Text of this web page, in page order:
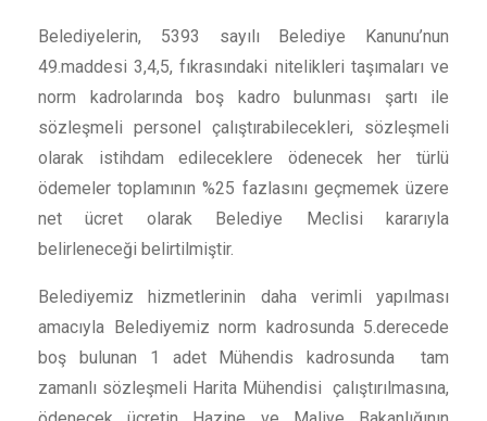
Belediyelerin, 5393 sayılı Belediye Kanunu’nun
49.maddesi 3,4,5, fıkrasındaki nitelikleri taşımaları ve
norm kadrolarında boş kadro bulunması şartı ile
sözleşmeli personel çalıştırabilecekleri, sözleşmeli
olarak istihdam edileceklere ödenecek her türlü
ödemeler toplamının %25 fazlasını geçmemek üzere
net ücret olarak Belediye Meclisi kararıyla
belirleneceği belirtilmiştir.
Belediyemiz hizmetlerinin daha verimli yapılması
amacıyla Belediyemiz norm kadrosunda 5.derecede
boş bulunan 1 adet Mühendis kadrosunda tam
zamanlı sözleşmeli Harita Mühendisi çalıştırılmasına,